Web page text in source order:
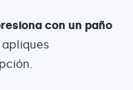
con un paño
apliques